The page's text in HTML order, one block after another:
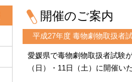
開催のご案内
平成27年度 毒物劇物取扱者
愛媛県で毒物劇物取扱者試験
（日）・11日（土）に開催い